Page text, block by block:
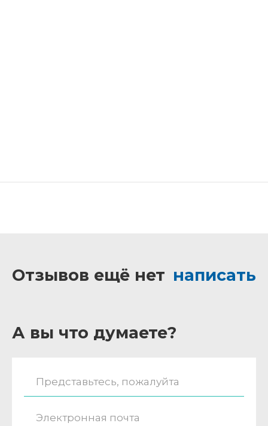
Отзывов ещё нет написать
А вы что думаете?